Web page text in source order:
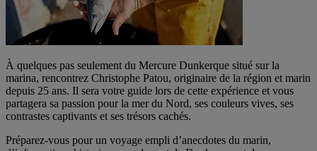
À quelques pas seulement du Mercure Dunkerque situé sur la
marina, rencontrez Christophe Patou, originaire de la région et marin
depuis 25 ans. Il sera votre guide lors de cette expérience et vous
partagera sa passion pour la mer du Nord, ses couleurs vives, ses
contrastes captivants et ses trésors cachés.
Préparez-vous pour un voyage empli d’anecdotes du marin,